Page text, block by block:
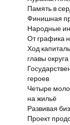
Память в
Финишная
Народные
От графика
Ход
главы округа
героев
Четыре
на жильё
Развивая
Проект